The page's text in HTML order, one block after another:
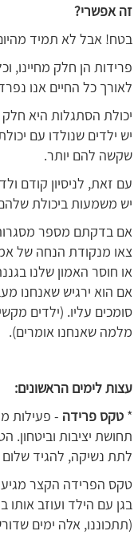
זה אפשרי?
בטח! אבל לא תמיד
פרידות הן חלק מחיינו,
לאורך כל החיים אנו
יכולת הסתגלות היא
יש ילדים שנולדו עם
שקשה להם יותר.
עם זאת, לניסיון קודם
יש משמעות ביכולת
אם בדקתם מספר
צאו מנקודת הנחה של
או חוסר האמון שלנו
אם הוא ירגיש שאנחנו
סומכים עליו. (ילדים
מלמה שאנחנו אומרים).
עצות לימים הראשונים:
* טקס פרידה - פעילות
תחושת יציבות וביטחון.
לתת נשיקה, להגיד
טקס הפרידה הקצר
בגן עם הילד ועוזב אותו
(תתכוננו, אלה ימים